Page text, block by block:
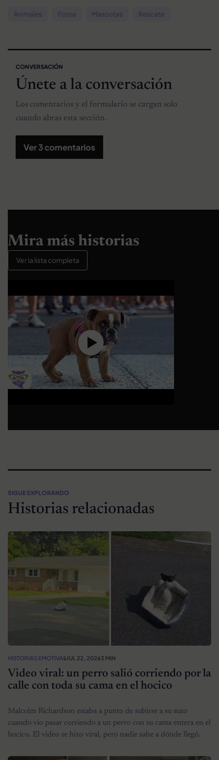
Animales Fotos Mascotas Rescate
CONVERSACIÓN
Únete a la conversación
Los comentarios y el formulario se cargan solo
cuando abras esta sección.
Ver 3 comentarios
Mira más historias
Ver la lista completa
SIGUE EXPLORANDO
Historias relacionadas
HISTORIAS EMOTIVASJUL 22, 20263 MIN
Video viral: un perro salió corriendo por la
calle con toda su cama en el hocico
Malcolm Richardson estaba a punto de subirse a su auto
cuando vio pasar corriendo a un perro con su cama entera en el
hocico. El video se hizo viral, pero nadie sabe a dónde llegó.